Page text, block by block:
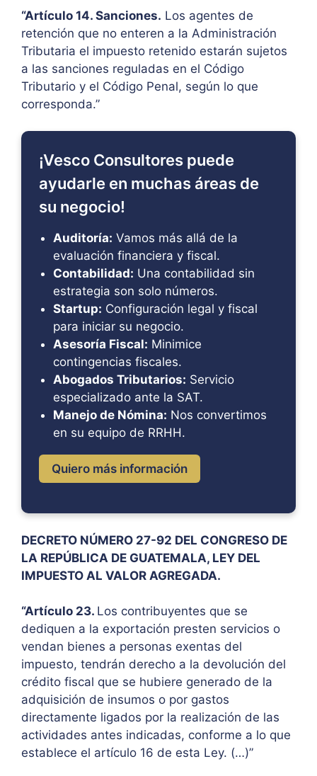
“Artículo 14. Sanciones. Los agentes de
retención que no enteren a la Administración
Tributaria el impuesto retenido estarán sujetos
a las sanciones reguladas en el Código
Tributario y el Código Penal, según lo que
corresponda.”
¡Vesco Consultores puede
ayudarle en muchas áreas de
su negocio!
Auditoría: Vamos más allá de la
evaluación financiera y fiscal.
Contabilidad: Una contabilidad sin
estrategia son solo números.
Startup: Configuración legal y fiscal
para iniciar su negocio.
Asesoría Fiscal: Minimice
contingencias fiscales.
Abogados Tributarios: Servicio
especializado ante la SAT.
Manejo de Nómina: Nos convertimos
en su equipo de RRHH.
Quiero más información
DECRETO NÚMERO 27-92 DEL CONGRESO DE
LA REPÚBLICA DE GUATEMALA, LEY DEL
IMPUESTO AL VALOR AGREGADA.
“Artículo 23. Los contribuyentes que se
dediquen a la exportación presten servicios o
vendan bienes a personas exentas del
impuesto, tendrán derecho a la devolución del
crédito fiscal que se hubiere generado de la
adquisición de insumos o por gastos
directamente ligados por la realización de las
actividades antes indicadas, conforme a lo que
establece el artículo 16 de esta Ley. (…)”